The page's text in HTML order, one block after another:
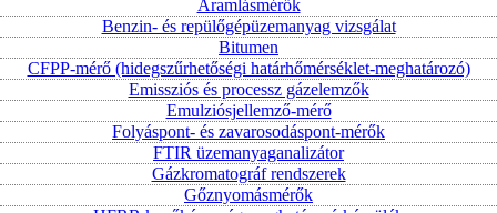
Áramlásmérők
Benzin- és repülőgépüzemanyag vizsgálat
Bitumen
CFPP-mérő (hidegszűrhetőségi határhőmérséklet-meghatározó)
Emissziós és processz gázelemzők
Emulziósjellemző-mérő
Folyáspont- és zavarosodáspont-mérők
FTIR üzemanyaganalizátor
Gázkromatográf rendszerek
Gőznyomásmérők